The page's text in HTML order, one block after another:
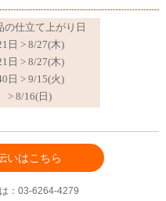
いはこちら
：03-6264-4279